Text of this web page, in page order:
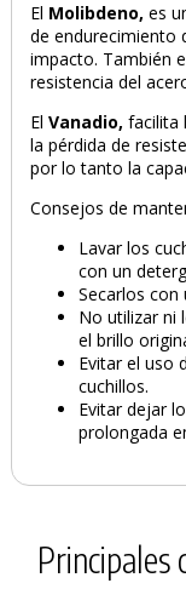
El Molibdeno, es
de endurecimiento
impacto. También
resistencia del
ElVanadio, facilita
la pérdida de
por lo tanto la
Consejos de
Lavar los
con un
Secarlos con
No utilizar ni
el brillo
Evitar el uso
cuchillos.
Evitar dejar
prolongada
Principales